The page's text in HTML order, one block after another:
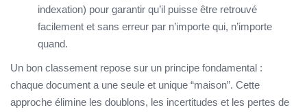
indexation) pour garantir qu’il puisse être retrouvé
facilement et sans erreur par n’importe qui, n’importe
quand.
Un bon classement repose sur un principe fondamental :
chaque document a une seule et unique “maison”. Cette
approche élimine les doublons, les incertitudes et les pertes de